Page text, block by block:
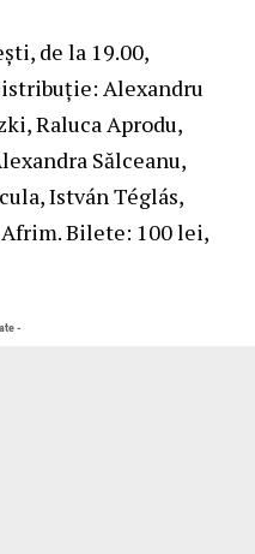
de la 19.00,
Alexandru
Raluca Aprodu,
Sălceanu,
István Téglás,
Bilete: 100 lei,
-